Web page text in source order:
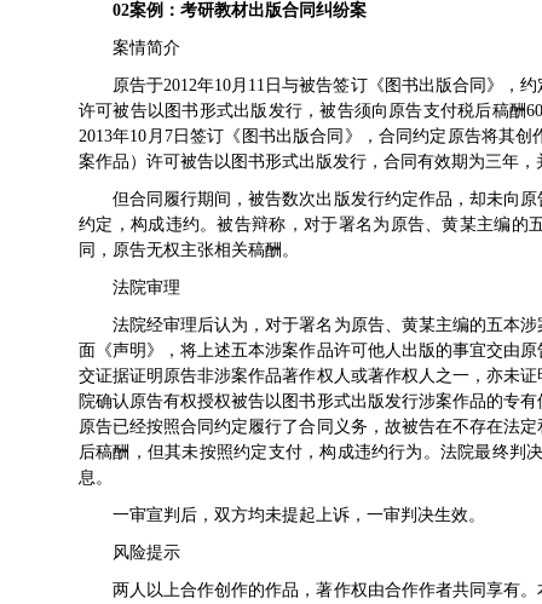
02案例： 考研教材出版合同纠纷案
案情简介
原告于2012年10月11日与被告签订《图书出版合同》，
许可被告以图书形式出版发行，被告须向原告支付税后稿酬
2013年10月7日签订《图书出版合同》，合同约定原告将其
案作品）许可被告以图书形式出版发行，合同有效期为三年
但合同履行期间，被告数次出版发行约定作品，却未向
约定，构成违约。被告辩称，对于署名为原告、黄某主编
同，原告无权主张相关稿酬。
法院审理
法院经审理后认为，对于署名为原告、黄某主编的五本
面《声明》，将上述五本涉案作品许可他人出版的事宜交由
交证据证明原告非涉案作品著作权人或著作权人之一，亦未
院确认原告有权授权被告以图书形式出版发行涉案作品的专
原告已经按照合同约定履行了合同义务，故被告在不存在法
后稿酬，但其未按照约定支付，构成违约行为。法院最终判
息。
一审宣判后，双方均未提起上诉，一审判决生效。
风险提示
两人以上合作创作的作品，著作权由合作作者共同享有